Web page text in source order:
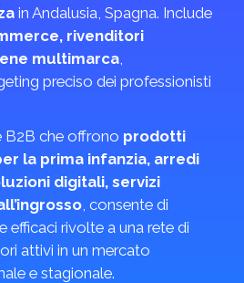
in Andalusia, Spagna. Include
rivenditori
multimarca,
preciso dei professionisti
B2B che offrono prodotti
la prima infanzia, arredi
digitali, servizi
, consente di
efficaci rivolte a una rete di
attivi in un mercato
e stagionale.